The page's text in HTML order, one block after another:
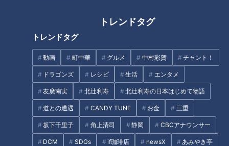
トレンドタグ
トレンドタグ
動画 町中華 グルメ 中村彩賀 チャント！
ドラゴンズ レシピ 生活 エンタメ
友廣南実 北辻利寿 北辻利寿の日本はじめて物語
道との遭遇 CANDY TUNE お金 三重
坂下千里子 角上清司 静岡 CBCアナウンサー
DCM SDGs if珈琲店 newsX あみやき亭
酒 小さじ2
みりん 小さじ1
しめじ 1/2パック(50g)
長芋 3cm(100g)
長ねぎ 20cm(50g)
作り方